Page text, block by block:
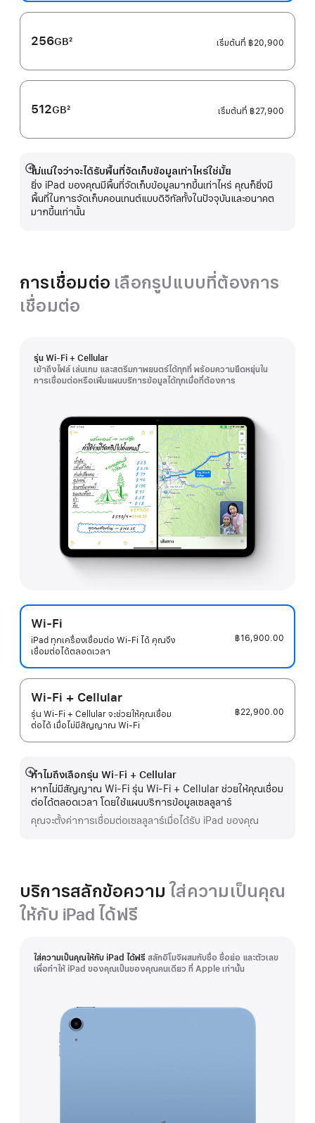
256GB2 เริ่มต้นที่ ฿20,900
512GB2 เริ่มต้นที่ ฿27,900
ไม่แน่ใจว่าจะได้รับพื้นที่จัดเก็บข้อมูลเท่าไหร่ใช่มั้ย
ยิ่ง iPad ของคุณมีพื้นที่จัดเก็บข้อมูลมากขึ้นเท่าไหร่ คุณก็ยิ่งมี
พื้นที่ในการจัดเก็บคอนเทนต์แบบดิจิทัลทั้งในปัจจุบันและอนาคต
มากขึ้นเท่านั้น
แสดง
เพิ่ม
เติม
การเชื่อมต่อ เลือกรูปแบบที่ต้องการ
เชื่อมต่อ
รุ่น Wi-Fi + Cellular
เข้าถึงไฟล์ เล่นเกม และสตรีมภาพยนตร์ได้ทุกที่ พร้อมความยืดหยุ่นใน
การเชื่อมต่อหรือเพิ่มแผนบริการข้อมูลได้ทุกเมื่อที่ต้องการ
Wi-Fi
iPad ทุกเครื่องเชื่อมต่อ Wi-Fi ได้ คุณจึง
เชื่อมต่อได้ตลอดเวลา
฿16,900.00
Wi-Fi + Cellular
รุ่น Wi-Fi + Cellular จะช่วยให้คุณเชื่อม
ต่อได้ เมื่อไม่มีสัญญาณ Wi-Fi
฿22,900.00
ทำไมถึงเลือกรุ่น Wi-Fi + Cellular
หากไม่มีสัญญาณ Wi-Fi รุ่น Wi-Fi + Cellular ช่วยให้คุณเชื่อม
ต่อได้ตลอดเวลา โดยใช้แผนบริการข้อมูลเซลลูลาร์
คุณจะตั้งค่าการเชื่อมต่อเซลลูลาร์เมื่อได้รับ iPad ของคุณ
แสดง
เพิ่ม
เติม
บริการสลักข้อความใส่ความเป็นคุณ
ให้กับ iPad ได้ฟรี
ใส่ความเป็นคุณให้กับ iPad ได้ฟรี สลักอิโมจิผสมกับชื่อ ชื่อย่อ และตัวเลข
เพื่อทำให้ iPad ของคุณเป็นของคุณคนเดียว ที่ Apple เท่านั้น